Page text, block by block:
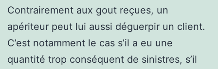
Contrairement aux gout reçues, un
apériteur peut lui aussi déguerpir un client.
C’est notamment le cas s’il a eu une
quantité trop conséquent de sinistres, s’il